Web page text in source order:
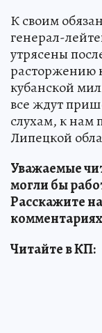
К своим
генерал-
утрясены
расторжению
кубанской
все ждут
слухам, к нам
Липецкой
Уважаемые
могли бы
Расскажите
Читайте в КП: